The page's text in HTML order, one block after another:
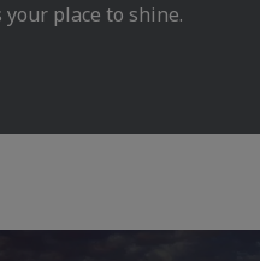
place to shine.